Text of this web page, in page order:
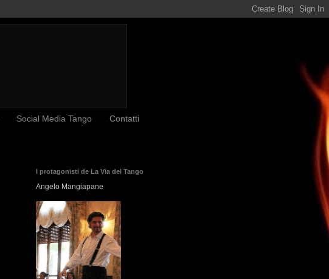
Social Media Tango Contatti
I protagonisti de La Via del Tango
Angelo Mangiapane